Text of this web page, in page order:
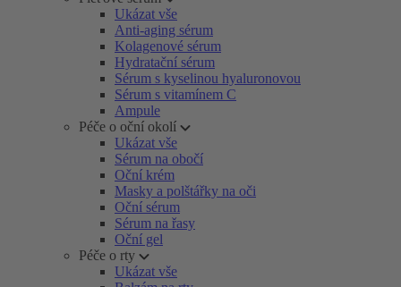
Ukázat vše
Anti-aging sérum
Kolagenové sérum
Hydratační sérum
Sérum s kyselinou hyaluronovou
Sérum s vitamínem C
Ampule
Péče o oční okolí
Ukázat vše
Sérum na obočí
Oční krém
Masky a polštářky na oči
Oční sérum
Sérum na řasy
Oční gel
Péče o rty
Ukázat vše